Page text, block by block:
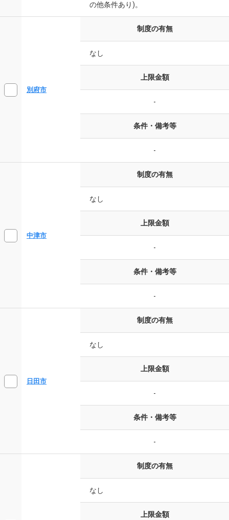
の他条件あり)。
別府市
制度の有無
なし
上限金額
-
条件・備考等
-
中津市
制度の有無
なし
上限金額
-
条件・備考等
-
日田市
制度の有無
なし
上限金額
-
条件・備考等
-
制度の有無
なし
上限金額